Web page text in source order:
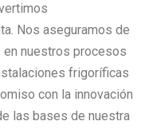
Nos aseguramos de
en nuestros procesos
frigoríficas
con la innovación
las bases de nuestra